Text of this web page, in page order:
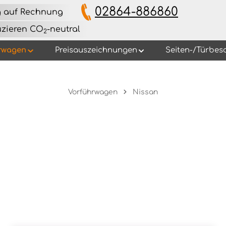
auf Rechnung 02864-886860
CO2-neutral
Preisauszeichnungen Seiten-/
Vorführwagen Nissan